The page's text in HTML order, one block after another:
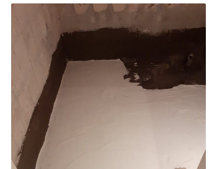
Expand
menu
“O & E”, Paphos
V. in Limassol
E. in Paphos
BO Residential Compound, Paphos Area
A.C. Apartment Complex (Paphos)
K. and E., Limassol